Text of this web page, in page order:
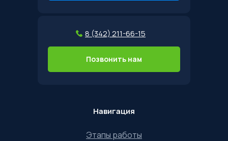
Навигация
Этапы работы
8 (342) 211-66-15
Позвонить нам